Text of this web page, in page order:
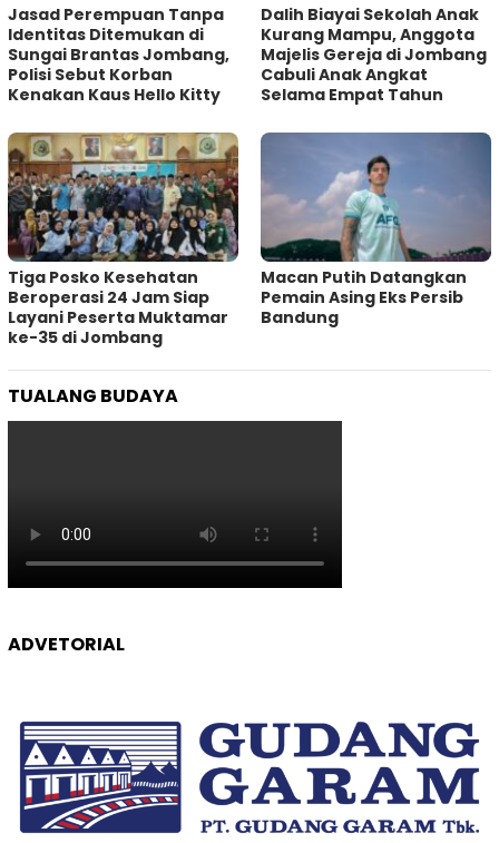
Jasad Perempuan Tanpa
Identitas Ditemukan di
Sungai Brantas Jombang,
Polisi Sebut Korban
Kenakan Kaus Hello Kitty
Dalih Biayai Sekolah Anak
Kurang Mampu, Anggota
Majelis Gereja di Jombang
Cabuli Anak Angkat
Selama Empat Tahun
Tiga Posko Kesehatan
Beroperasi 24 Jam Siap
Layani Peserta Muktamar
ke-35 di Jombang
Macan Putih Datangkan
Pemain Asing Eks Persib
Bandung
TUALANG BUDAYA
ADVETORIAL